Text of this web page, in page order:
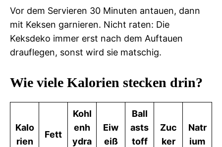
Vor dem Servieren 30 Minuten antauen, dann
mit Keksen garnieren. Nicht raten: Die
Keksdeko immer erst nach dem Auftauen
drauflegen, sonst wird sie matschig.
Wie viele Kalorien stecken drin?
Kalo
rien
Fett
Kohl
enh
ydra
Eiw
eiß
Ball
asts
toff
Zuc
ker
Natr
ium